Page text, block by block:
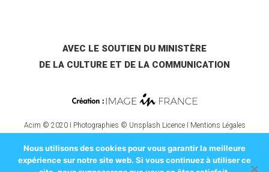
AVEC LE SOUTIEN DU MINISTÈRE
DE LA CULTURE ET DE LA COMMUNICATION
Acim © 2020 I Photographies © Unsplash Licence I Mentions Légales
Nous utilisons des cookies pour vous garantir la meilleure
expérience sur notre site web. Si vous continuez à utiliser ce